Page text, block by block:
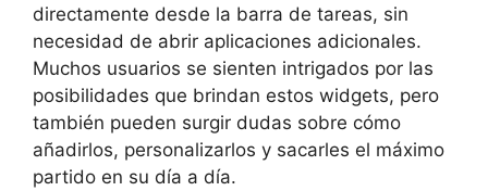
directamente desde la barra de tareas, sin
necesidad de abrir aplicaciones adicionales.
Muchos usuarios se sienten intrigados por las
posibilidades que brindan estos widgets, pero
también pueden surgir dudas sobre cómo
añadirlos, personalizarlos y sacarles el máximo
partido en su día a día.